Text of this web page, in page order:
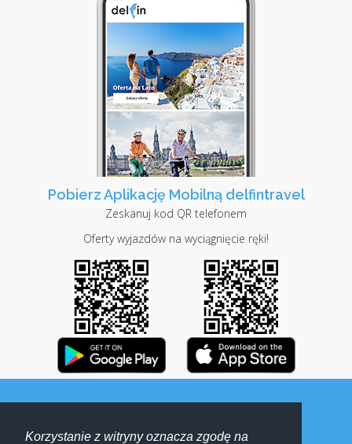
Korzystanie z witryny oznacza zgodę na
Pobierz Aplikację Mobilną delfintravel
Zeskanuj kod QR telefonem
Oferty wyjazdów na wyciągnięcie ręki!